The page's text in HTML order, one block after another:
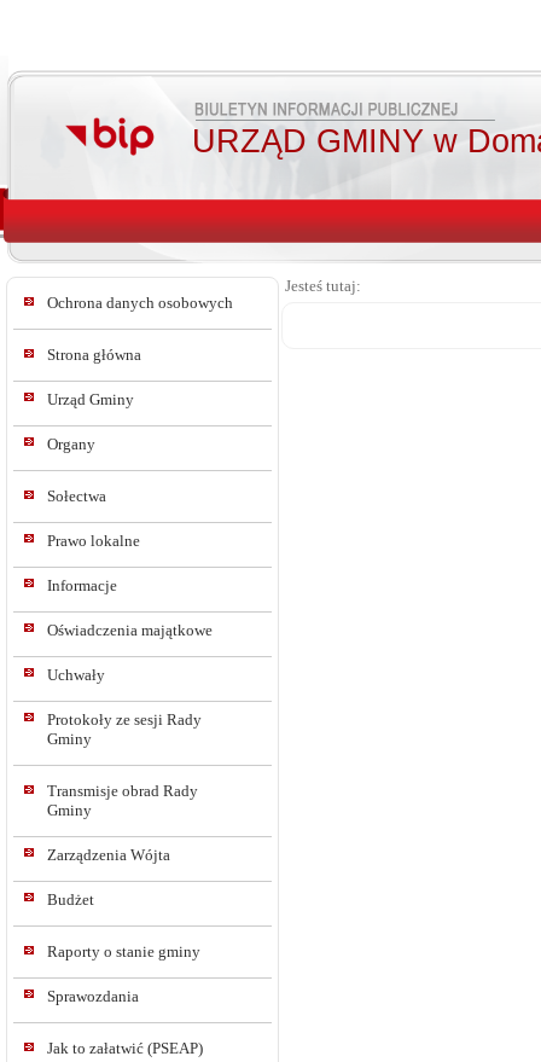
URZĄD GMINY w
Ochrona danych osobowych
Strona główna
Urząd Gminy
Organy
Sołectwa
Prawo lokalne
Informacje
Oświadczenia majątkowe
Uchwały
Protokoły ze sesji Rady
Gminy
Transmisje obrad Rady
Gminy
Zarządzenia Wójta
Budżet
Raporty o stanie gminy
Sprawozdania
Jak to załatwić (PSEAP)
Jesteś tutaj: